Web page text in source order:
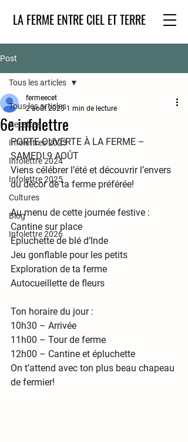
LA FERME ENTRE CIEL ET TERRE
Post
Tous les articles
Recettes
Infolettres 2023
Infolettre 2024
Infolettre 2025
Cultures
Blog
Infolettre 2026
Tous les articles
6e infolettre
fermeecet
2 août 2025 1 min de lecture
PORTE OUVERTE À LA FERME –
SAMEDI 9 AOÛT
Viens célébrer l’été et découvrir l’envers
du décor de ta ferme préférée!
Au menu de cette journée festive :
Cantine sur place
Épluchette de blé d’Inde
Jeu gonflable pour les petits
Exploration de ta ferme
Autocueillette de fleurs
Ton horaire du jour :
10h30 – Arrivée
11h00 – Tour de ferme
12h00 – Cantine et épluchette
On t’attend avec ton plus beau chapeau
de fermier!